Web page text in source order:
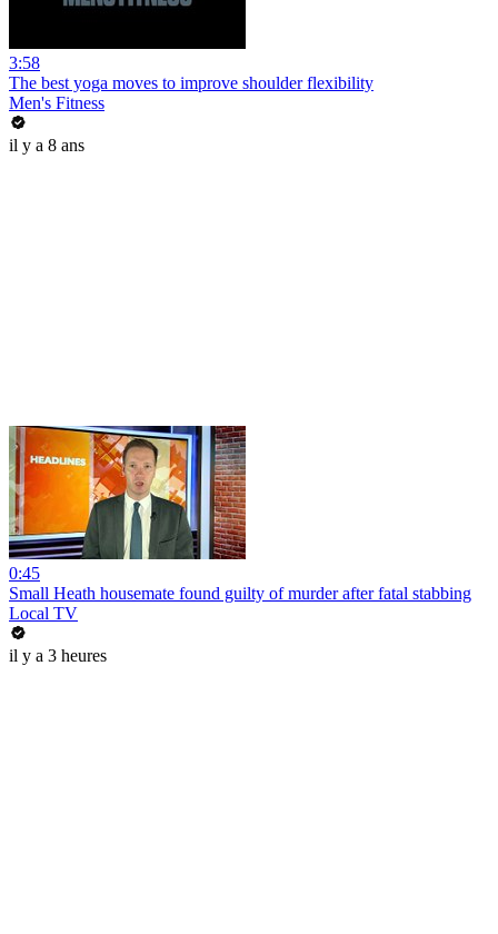
3:58
The best yoga moves to improve shoulder flexibility
Men's Fitness
il y a 8 ans
0:45
Small Heath housemate found guilty of murder after fatal stabbing
Local TV
il y a 3 heures